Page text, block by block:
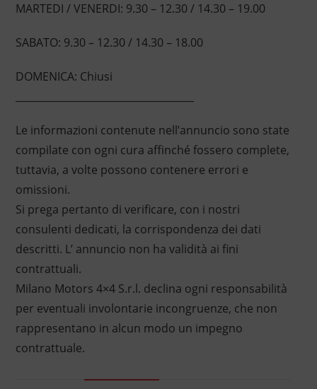
MARTEDI / VENERDI: 9.30 – 12.30 / 14.30 – 19.00
SABATO: 9.30 – 12.30 / 14.30 – 18.00
DOMENICA: Chiusi
Le informazioni contenute nell’annuncio sono state
compilate con ogni cura affinché fossero complete,
tuttavia, a volte possono contenere errori e
omissioni.
Si prega pertanto di verificare, con i nostri
consulenti dedicati, la corrispondenza dei dati
descritti. L’ annuncio non ha validità ai fini
contrattuali.
Milano Motors 4×4 S.r.l. declina ogni responsabilità
per eventuali involontarie incongruenze, che non
rappresentano in alcun modo un impegno
contrattuale.